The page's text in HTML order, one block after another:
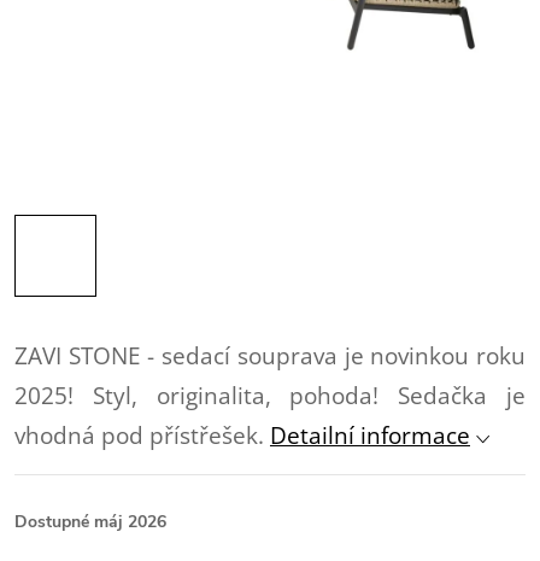
ZAVI STONE - sedací souprava je novinkou roku
2025! Styl, originalita, pohoda! Sedačka je
vhodná pod přístřešek. Detailní informace
Dostupné máj 2026